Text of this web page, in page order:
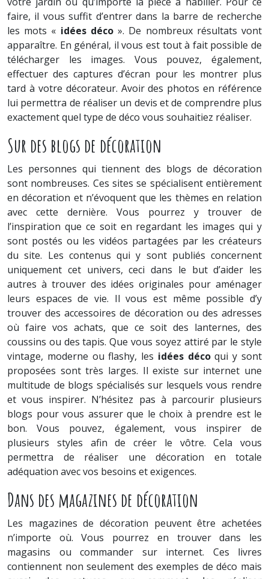
faire, il vous suffit d’entrer dans la barre de recherche
les mots « idées déco». De nombreux résultats vont
apparaître. En général, il vous est tout à fait possible de
télécharger les images. Vous pouvez, également,
effectuer des captures d’écran pour les montrer plus
tard à votre décorateur. Avoir des photos en référence
lui permettra de réaliser un devis et de comprendre plus
exactement quel type de déco vous souhaitiez réaliser.
Sur des blogs de décoration
Les personnes qui tiennent des blogs de décoration
sont nombreuses. Ces sites se spécialisent entièrement
en décoration et n’évoquent que les thèmes en relation
avec cette dernière. Vous pourrez y trouver de
l’inspiration que ce soit en regardant les images qui y
sont postés ou les vidéos partagées par les créateurs
du site. Les contenus qui y sont publiés concernent
uniquement cet univers, ceci dans le but d’aider les
autres à trouver des idées originales pour aménager
leurs espaces de vie. Il vous est même possible d’y
trouver des accessoires de décoration ou des adresses
où faire vos achats, que ce soit des lanternes, des
coussins ou des tapis. Que vous soyez attiré par le style
vintage, moderne ou flashy, les idées décoqui y sont
proposées sont très larges. Il existe sur internet une
multitude de blogs spécialisés sur lesquels vous rendre
et vous inspirer. N’hésitez pas à parcourir plusieurs
blogs pour vous assurer que le choix à prendre est le
bon. Vous pouvez, également, vous inspirer de
plusieurs styles afin de créer le vôtre. Cela vous
permettra de réaliser une décoration en totale
adéquation avec vos besoins et exigences.
Dans des magazines de décoration
Les magazines de décoration peuvent être achetées
n’importe où. Vous pourrez en trouver dans les
magasins ou commander sur internet. Ces livres
contiennent non seulement des exemples de déco mais